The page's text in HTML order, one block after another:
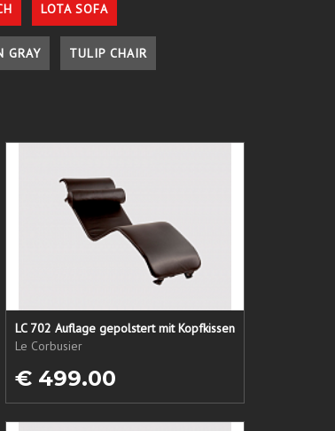
LOTA SOFA
GRAY TULIP CHAIR
LC 702 Auflage gepolstert mit Kopfkissen
Le Corbusier
€ 499.00